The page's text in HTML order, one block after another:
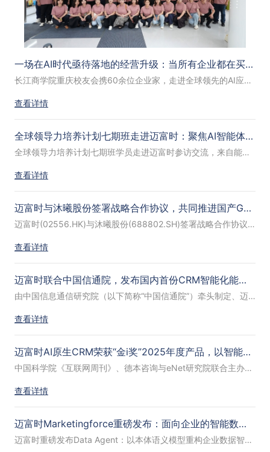
一场在AI时代亟待落地的经营升级：当所有企业都在买AI，为什么大多数老板还没拿到结果？
长江商学院重庆校友会携60余位企业家，走进全球领先的AI应用平台迈富时。在两个小时的分享中，迈富时副总裁朱慧轶抛出了一个让在场所有企业家心头一紧的数据：近三分之二的企业仍停留在AI试点阶段，仅有39%的企业实现了AI对经营利润的贡献。而78%的企业计划在未来三年继续增加投入，但大多数企业的AI项目ROI，至今仍是负数或尚未验证。
查看详情
全球领导力培养计划七期班走进迈富时：聚焦AI智能体驱动战略，共筑新智增长力
全球领导力培养计划七期班学员走进迈富时参访交流，来自能源、高端制造、工程建设、金融等多个领域的数十位企业家齐聚现场。迈富时副总裁张蓬对到场的企业家们表示热情欢迎，并且围绕“聚焦AI驱动战略，共筑新智增长力”主题，深入分享了迈富时AI原生的产品体系与智能体落地实践。
查看详情
迈富时与沐曦股份签署战略合作协议，共同推进国产GPU与企业智能体融合落地
迈富时(02556.HK)与沐曦股份(688802.SH)签署战略合作协议，双方宣布将围绕算力基础设施、企业级智能体中台及行业场景落地展开深度协同，共同推动国产算力与企业级智能体的一体化融合应用。
查看详情
迈富时联合中国信通院，发布国内首份CRM智能化能力成熟度模型！AI原生重构CRM新范式
由中国信息通信研究院（以下简称“中国信通院”）牵头制定、迈富时等多家行业头部企业共同参与的《面向企业用户的客户关系管理系统智能化能力成熟度模型》（团体标准T/ISC 0108-2026）正式发布。该标准是国内首份系统性衡量CRM系统智能化能力的团体标准，填补了行业空白，为企业评估和选型智能CRM提供了科学依据。
查看详情
迈富时AI原生CRM荣获“金i奖”2025年度产品，以智能化驱动打造CRM新标杆
中国科学院《互联网周刊》、德本咨询与eNet研究院联合主办的“2025年度金i奖”评选结果正式揭晓。全球领先的AI应用平台迈富时Marketingforce凭借其国产替代、智能驱动的“AI原生CRM”斩获“2025年度产品”大奖。
查看详情
迈富时Marketingforce重磅发布：面向企业的智能数据分析产品Data Agent
迈富时重磅发布Data Agent：以本体语义模型重构企业数据智能新范式。